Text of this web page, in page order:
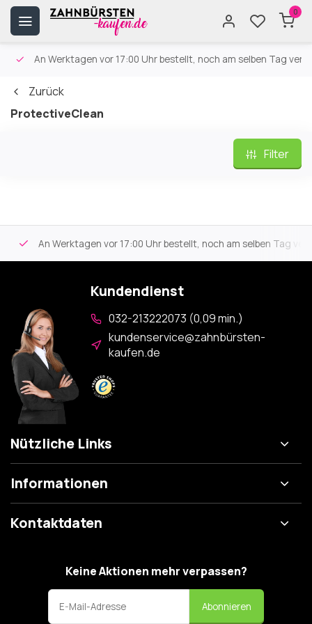
0
An Werktagen vor 17:00 Uhr bestellt, noch am selben Tag
Zurück
ProtectiveClean
Filter
An Werktagen vor 17:00 Uhr bestellt, noch am selben Tag
Kundendienst
032-213222073 (0,09 min.)
kundenservice@zahnbürsten-
kaufen.de
Nützliche Links
Informationen
Kontaktdaten
Keine Aktionen mehr verpassen?
Abonnieren